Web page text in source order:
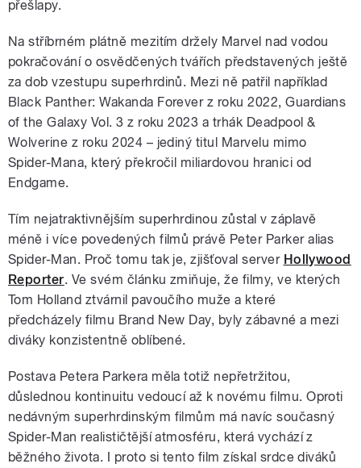
přešlapy.
Na stříbrném plátně mezitím držely Marvel nad vodou
pokračování o osvědčených tvářích představených ještě
za dob vzestupu superhrdinů. Mezi ně patřil například
Black Panther: Wakanda Forever z roku 2022, Guardians
of the Galaxy Vol. 3 z roku 2023 a trhák Deadpool &
Wolverine z roku 2024 – jediný titul Marvelu mimo
Spider-Mana, který překročil miliardovou hranici od
Endgame.
Tím nejatraktivnějším superhrdinou zůstal v záplavě
méně i více povedených filmů právě Peter Parker alias
Spider-Man. Proč tomu tak je, zjišťoval server Hollywood
Reporter. Ve svém článku zmiňuje, že filmy, ve kterých
Tom Holland ztvárnil pavoučího muže a které
předcházely filmu Brand New Day, byly zábavné a mezi
diváky konzistentně oblíbené.
Postava Petera Parkera měla totiž nepřetržitou,
důslednou kontinuitu vedoucí až k novému filmu. Oproti
nedávným superhrdinským filmům má navíc současný
Spider-Man realističtější atmosféru, která vychází z
běžného života. I proto si tento film získal srdce diváků